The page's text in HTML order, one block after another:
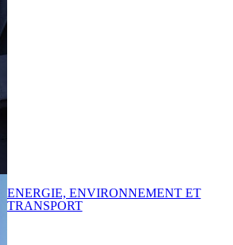
ENERGIE, ENVIRONNEMENT ET
TRANSPORT